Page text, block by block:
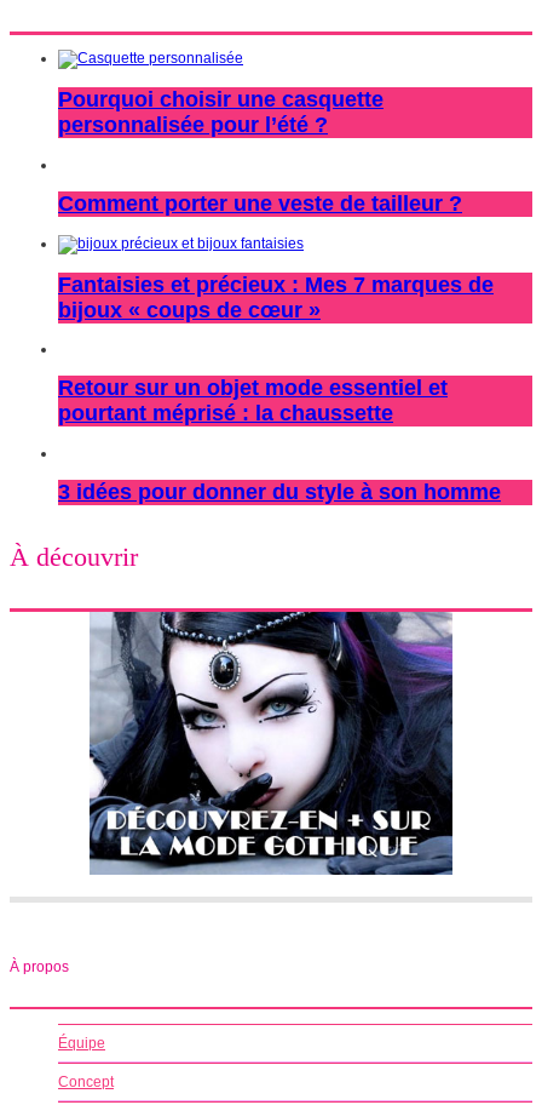
Pourquoi choisir une casquette
personnalisée pour l’été ?
Comment porter une veste de tailleur ?
Fantaisies et précieux : Mes 7 marques de
bijoux « coups de cœur »
Retour sur un objet mode essentiel et
pourtant méprisé : la chaussette
3 idées pour donner du style à son homme
À découvrir
À propos
Équipe
Concept